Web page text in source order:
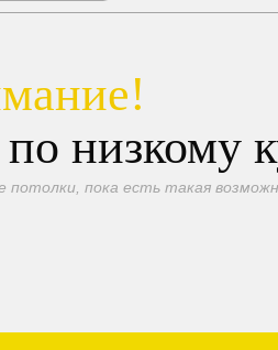
низкому
потолки, пока есть такая